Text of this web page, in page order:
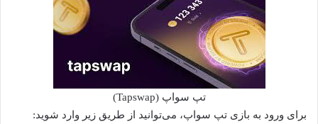
تپ سواپ (Tapswap)
برای ورود به بازی تپ سواپ، می‌توانید از طریق زیر وارد شوید: